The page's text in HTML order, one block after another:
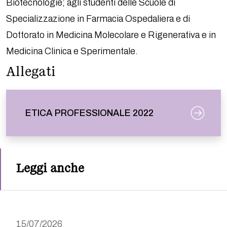
Biotecnologie; agli studenti delle Scuole di
Specializzazione in Farmacia Ospedaliera e di
Dottorato in Medicina Molecolare e Rigenerativa e in
Medicina Clinica e Sperimentale.
Allegati
ETICA PROFESSIONALE 2022
Leggi anche
15/07/2026